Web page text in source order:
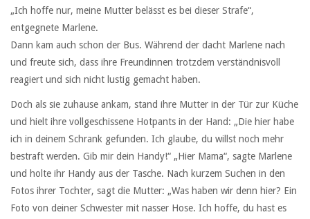
„Ich hoffe nur, meine Mutter belässt es bei dieser Strafe“,
entgegnete Marlene.
Dann kam auch schon der Bus. Während der dacht Marlene nach
und freute sich, dass ihre Freundinnen trotzdem verständnisvoll
reagiert und sich nicht lustig gemacht haben.
Doch als sie zuhause ankam, stand ihre Mutter in der Tür zur Küche
und hielt ihre vollgeschissene Hotpants in der Hand: „Die hier habe
ich in deinem Schrank gefunden. Ich glaube, du willst noch mehr
bestraft werden. Gib mir dein Handy!“ „Hier Mama“, sagte Marlene
und holte ihr Handy aus der Tasche. Nach kurzem Suchen in den
Fotos ihrer Tochter, sagt die Mutter: „Was haben wir denn hier? Ein
Foto von deiner Schwester mit nasser Hose. Ich hoffe, du hast es